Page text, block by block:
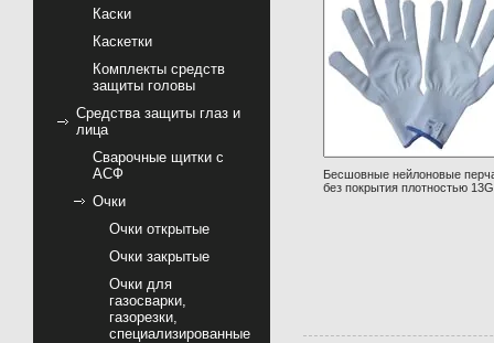
Каски
Каскетки
Комплекты средств
защиты головы
Средства защиты глаз и
лица
Сварочные щитки с
АСФ
Очки
Очки открытые
Очки закрытые
Очки для
газосварки,
газорезки,
специализированные
Бесшовные нейлоновые
без покрытия плотностью